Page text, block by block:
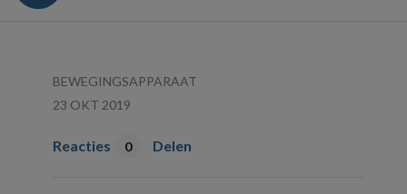
BEWEGINGSAPPARAAT
23 OKT 2019
Reacties 0 Delen